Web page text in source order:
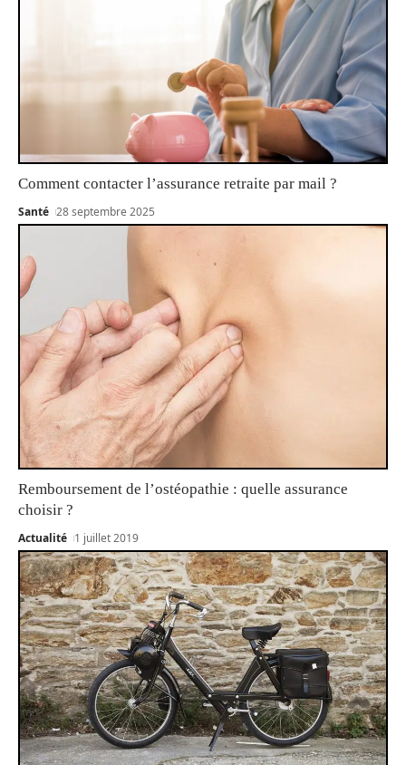
Comment contacter l’assurance retraite par mail ?
Santé 28 septembre 2025
Remboursement de l’ostéopathie : quelle assurance
choisir ?
Actualité 1 juillet 2019